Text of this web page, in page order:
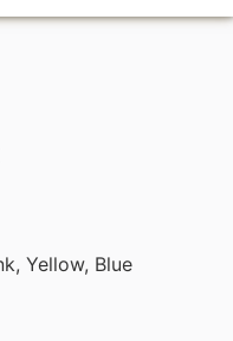
Yellow, Blue